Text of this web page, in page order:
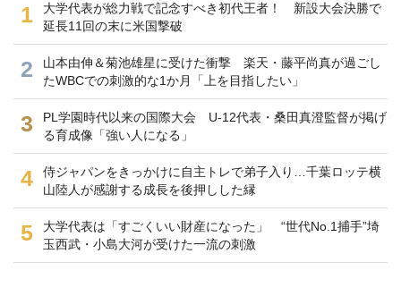
1
大学代表が総力戦で記念すべき初代王者！ 新設大会決勝で
延長11回の末に米国撃破
2
山本由伸＆菊池雄星に受けた衝撃 楽天・藤平尚真が過ごし
たWBCでの刺激的な1か月「上を目指したい」
3
PL学園時代以来の国際大会 U-12代表・桑田真澄監督が掲げ
る育成像「強い人になる」
4
侍ジャパンをきっかけに自主トレで弟子入り…千葉ロッテ横
山陸人が感謝する成長を後押しした縁
5
大学代表は「すごくいい財産になった」 “世代No.1捕手”埼
玉西武・小島大河が受けた一流の刺激